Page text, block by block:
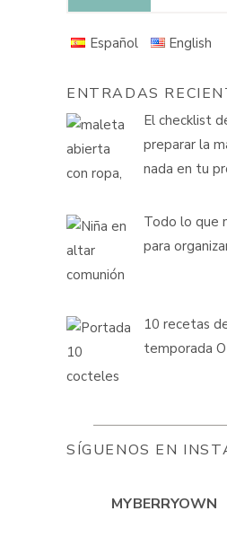
Español English
ENTRADAS
El checklist
preparar la
nada en tu
Todo lo que
para
10 recetas
temporada
SÍGUENOS EN
MYBERRYOWN